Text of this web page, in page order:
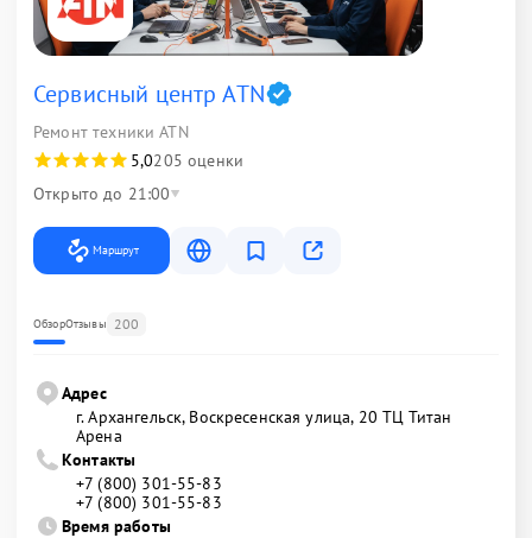
Сервисный центр ATN
Ремонт техники ATN
5,0205 оценки
Открыто до 21:00
Маршрут
ОбзорОтзывы 200
Адрес
г. Архангельск, Воскресенская улица, 20 ТЦ Титан
Арена
Контакты
+7 (800) 301-55-83
+7 (800) 301-55-83
Время работы